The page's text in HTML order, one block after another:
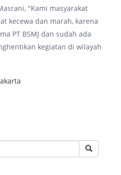
"Kami masyarakat
kecewa dan marah, karena
PT BSMJ dan sudah ada
kegiatan di wilayah